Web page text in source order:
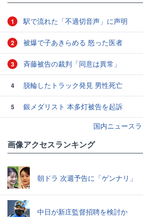
1 駅で流れた「不適切音声」に声明
2 被爆で子あきらめる 怒った医者
3 斉藤被告の裁判「同意は異常」
4 脱輪したトラック発見 男性死亡
5
銀メダリスト 本多灯被告を起訴
国内ニュース
画像アクセスランキング
朝ドラ 次週予告に「ゲンナリ」
中日が新庄監督招聘を検討か